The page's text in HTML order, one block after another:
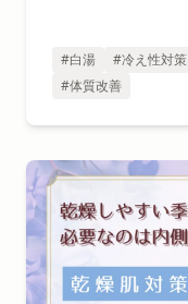
#白湯
#冷え性対策
#体質改善